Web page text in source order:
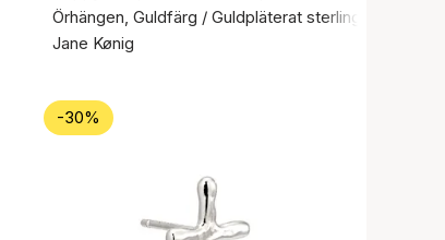
Örhängen, Guldfärg / Guldpläterat sterlingsilver 925
Jane Kønig
-30%